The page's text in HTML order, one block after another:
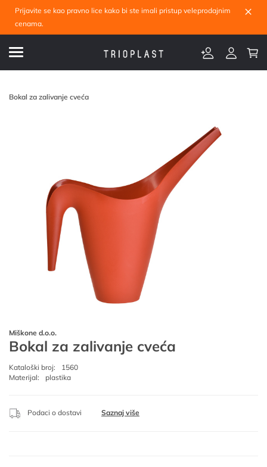
Prijavite se kao pravno lice kako bi ste imali pristup veleprodajnim
cenama.
×
Bokal za zalivanje cveća
Miškone d.o.o.
Bokal za zalivanje cveća
Kataloški broj:
1560
Materijal:
plastika
Podaci o dostavi Saznaj više